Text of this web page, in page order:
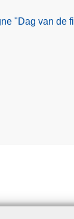
"Dag van de